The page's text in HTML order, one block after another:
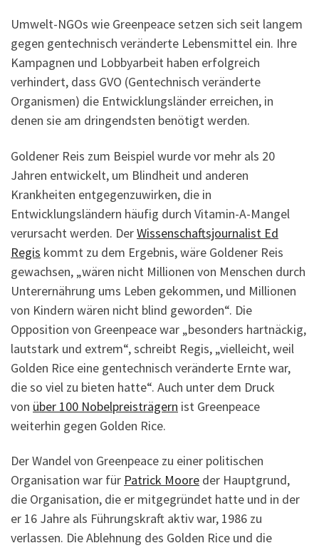
Umwelt-NGOs wie Greenpeace setzen sich seit langem
gegen gentechnisch veränderte Lebensmittel ein. Ihre
Kampagnen und Lobbyarbeit haben erfolgreich
verhindert, dass GVO (Gentechnisch veränderte
Organismen) die Entwicklungsländer erreichen, in
denen sie am dringendsten benötigt werden.
Goldener Reis zum Beispiel wurde vor mehr als 20
Jahren entwickelt, um Blindheit und anderen
Krankheiten entgegenzuwirken, die in
Entwicklungsländern häufig durch Vitamin-A-Mangel
verursacht werden. DerWissenschaftsjournalist Ed
Regis kommt zu dem Ergebnis, wäre Goldener Reis
gewachsen, „wären nicht Millionen von Menschen durch
Unterernährung ums Leben gekommen, und Millionen
von Kindern wären nicht blind geworden“. Die
Opposition von Greenpeace war „besonders hartnäckig,
lautstark und extrem“, schreibt Regis, „vielleicht, weil
Golden Rice eine gentechnisch veränderte Ernte war,
die so viel zu bieten hatte“. Auch unter dem Druck
von über 100 Nobelpreisträgern ist Greenpeace
weiterhin gegen Golden Rice.
Der Wandel von Greenpeace zu einer politischen
Organisation war für Patrick Moore der Hauptgrund,
die Organisation, die er mitgegründet hatte und in der
er 16 Jahre als Führungskraft aktiv war, 1986 zu
verlassen. Die Ablehnung des Golden Rice und die